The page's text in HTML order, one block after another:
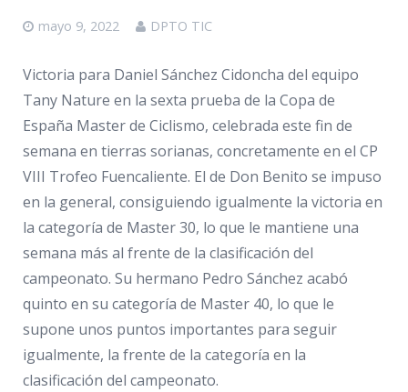
mayo 9, 2022 DPTO TIC
Victoria para Daniel Sánchez Cidoncha del equipo
Tany Nature en la sexta prueba de la Copa de
España Master de Ciclismo, celebrada este fin de
semana en tierras sorianas, concretamente en el CP
VIII Trofeo Fuencaliente. El de Don Benito se impuso
en la general, consiguiendo igualmente la victoria en
la categoría de Master 30, lo que le mantiene una
semana más al frente de la clasificación del
campeonato. Su hermano Pedro Sánchez acabó
quinto en su categoría de Master 40, lo que le
supone unos puntos importantes para seguir
igualmente, la frente de la categoría en la
clasificación del campeonato.